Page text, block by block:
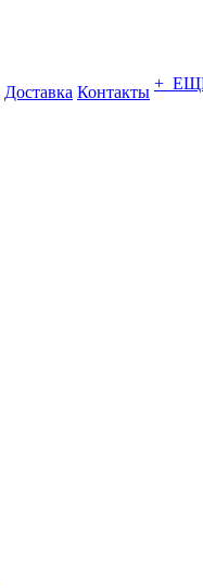
Доставка Контакты +